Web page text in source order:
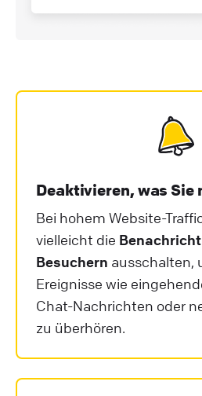
Deaktivieren, was Sie
Bei hohem Website-
vielleicht die
Besuchern ausschalten,
Ereignisse wie
Chat-Nachrichten oder
zu überhören.